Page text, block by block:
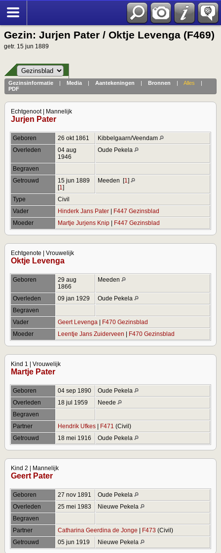
Gezin: Jurjen Pater / Oktje Levenga (F469)
getr. 15 jun 1889
Gezinsinformatie| Media| Aantekeningen Bronnen Alles
PDF
Echtgenoot | Mannelijk
Jurjen Pater
Geboren 26 okt 1861
Kibbelgaarn/Veendam
Overleden
04 aug
1946
Oude Pekela
Begraven
Getrouwd
15 jun 1889
[1 ]
Meeden [1 ]
Type
Civil
Vader
Hinderk Jans Pater | F447 Gezinsblad
Moeder
Martje Jurjens Knip | F447 Gezinsblad
Echtgenote | Vrouwelijk
Oktje Levenga
Geboren
29 aug
1866
Meeden
Overleden 09 jan 1929
Oude Pekela
Begraven
Vader
Geert Levenga | F470 Gezinsblad
Moeder
Leentje Jans Zuiderveen | F470 Gezinsblad
Kind 1 | Vrouwelijk
Martje Pater
Geboren 04 sep 1890
Oude Pekela
Overleden
18 jul 1959
Neede
Begraven
Partner
Hendrik Ufkes | F471 (Civil)
Getrouwd
18 mei 1916 Oude Pekela
Kind 2 | Mannelijk
Geert Pater
Geboren 27 nov 1891
Oude Pekela
Overleden
25 mei 1983
Nieuwe Pekela
Begraven
Partner
Catharina Geerdina de Jonge | F473 (Civil)
Getrouwd
05 jun 1919 Nieuwe Pekela